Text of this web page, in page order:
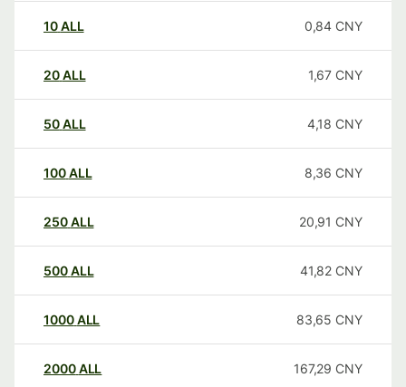
10ALL 0,84 CNY
20ALL 1,67 CNY
50ALL 4,18 CNY
100ALL 8,36 CNY
250ALL 20,91 CNY
500ALL 41,82 CNY
1000ALL 83,65 CNY
2000ALL 167,29 CNY